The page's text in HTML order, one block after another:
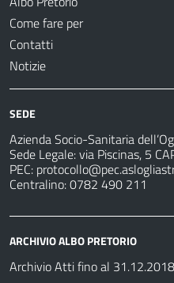
Come fare per
Contatti
Notizie
SEDE
Azienda Socio-Sanitaria
Sede Legale: via Piscinas, 5
PEC:
Centralino: 0782 490 211
ARCHIVIO ALBO PRETORIO
Archivio Atti fino al 31.12.2018